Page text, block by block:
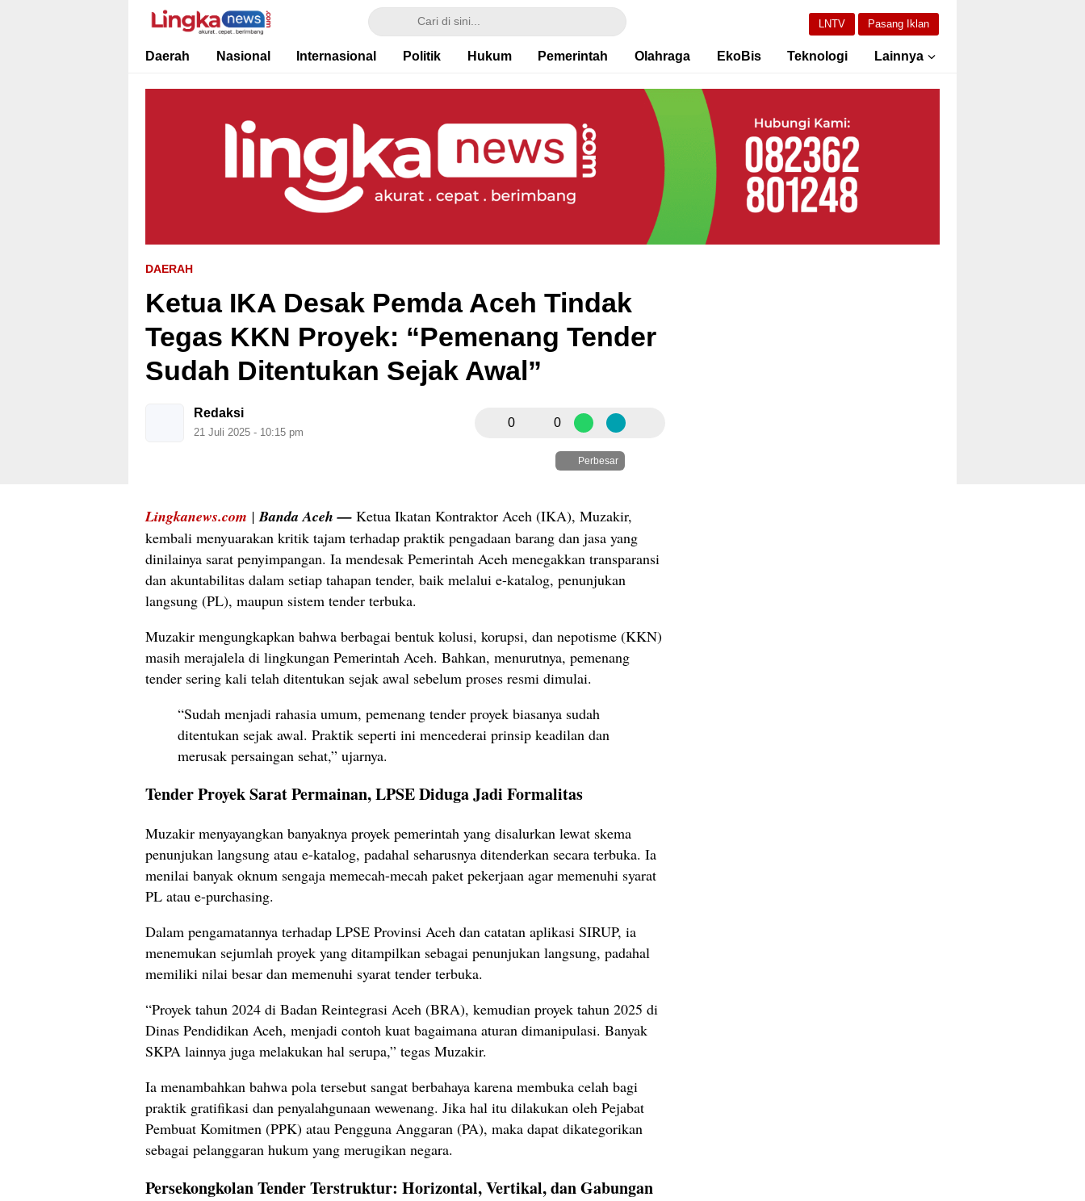
Lingkanews
Akurat. Cepat & Berimbang
LNTV Pasang Iklan
Daerah Nasional Internasional Politik Hukum Pemerintah Olahraga EkoBis Teknologi Lainnya
DAERAH
Ketua IKA Desak Pemda Aceh Tindak
Tegas KKN Proyek: “Pemenang Tender
Sudah Ditentukan Sejak Awal”
Redaksi
21 Juli 2025 - 10:15 pm
0 0
Perbesar
Lingkanews.com |Banda Aceh — Ketua Ikatan Kontraktor Aceh (IKA), Muzakir,
kembali menyuarakan kritik tajam terhadap praktik pengadaan barang dan jasa yang
dinilainya sarat penyimpangan. Ia mendesak Pemerintah Aceh menegakkan transparansi
dan akuntabilitas dalam setiap tahapan tender, baik melalui e-katalog, penunjukan
langsung (PL), maupun sistem tender terbuka.
Muzakir mengungkapkan bahwa berbagai bentuk kolusi, korupsi, dan nepotisme (KKN)
masih merajalela di lingkungan Pemerintah Aceh. Bahkan, menurutnya, pemenang
tender sering kali telah ditentukan sejak awal sebelum proses resmi dimulai.
“Sudah menjadi rahasia umum, pemenang tender proyek biasanya sudah
ditentukan sejak awal. Praktik seperti ini mencederai prinsip keadilan dan
merusak persaingan sehat,” ujarnya.
Tender Proyek Sarat Permainan, LPSE Diduga Jadi Formalitas
Muzakir menyayangkan banyaknya proyek pemerintah yang disalurkan lewat skema
penunjukan langsung atau e-katalog, padahal seharusnya ditenderkan secara terbuka. Ia
menilai banyak oknum sengaja memecah-mecah paket pekerjaan agar memenuhi syarat
PL atau e-purchasing.
Dalam pengamatannya terhadap LPSE Provinsi Aceh dan catatan aplikasi SIRUP, ia
menemukan sejumlah proyek yang ditampilkan sebagai penunjukan langsung, padahal
memiliki nilai besar dan memenuhi syarat tender terbuka.
“Proyek tahun 2024 di Badan Reintegrasi Aceh (BRA), kemudian proyek tahun 2025 di
Dinas Pendidikan Aceh, menjadi contoh kuat bagaimana aturan dimanipulasi. Banyak
SKPA lainnya juga melakukan hal serupa,” tegas Muzakir.
Ia menambahkan bahwa pola tersebut sangat berbahaya karena membuka celah bagi
praktik gratifikasi dan penyalahgunaan wewenang. Jika hal itu dilakukan oleh Pejabat
Pembuat Komitmen (PPK) atau Pengguna Anggaran (PA), maka dapat dikategorikan
sebagai pelanggaran hukum yang merugikan negara.
Persekongkolan Tender Terstruktur: Horizontal, Vertikal, dan Gabungan